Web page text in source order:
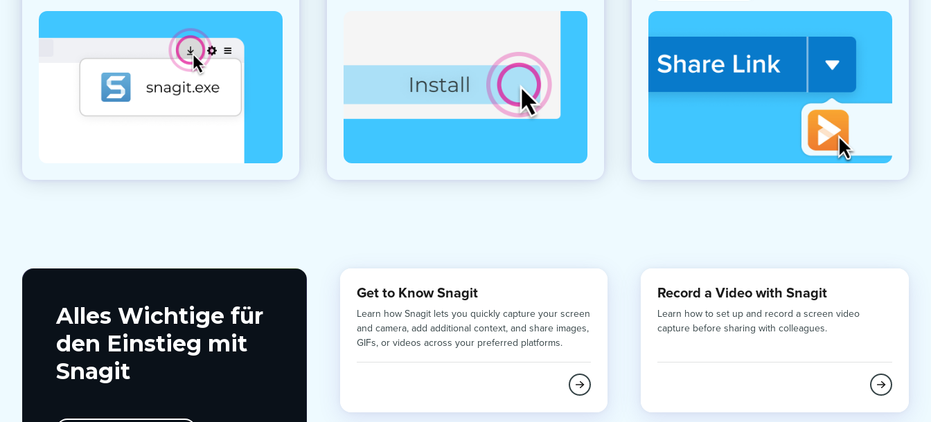
Alles Wichtige für
den Einstieg mit
Snagit
Get to Know Snagit
Learn how Snagit lets you quickly capture your screen
and camera, add additional context, and share images,
GIFs, or videos across your preferred platforms.
Record a Video with Snagit
Learn how to set up and record a screen video
capture before sharing with colleagues.